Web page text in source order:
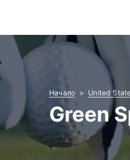
Начало United
Green